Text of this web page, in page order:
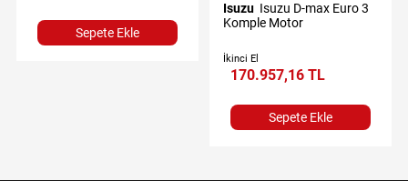
Sepete Ekle
Isuzu
Komple Motor
İkinci El
170.957,16 TL
Sepete Ekle